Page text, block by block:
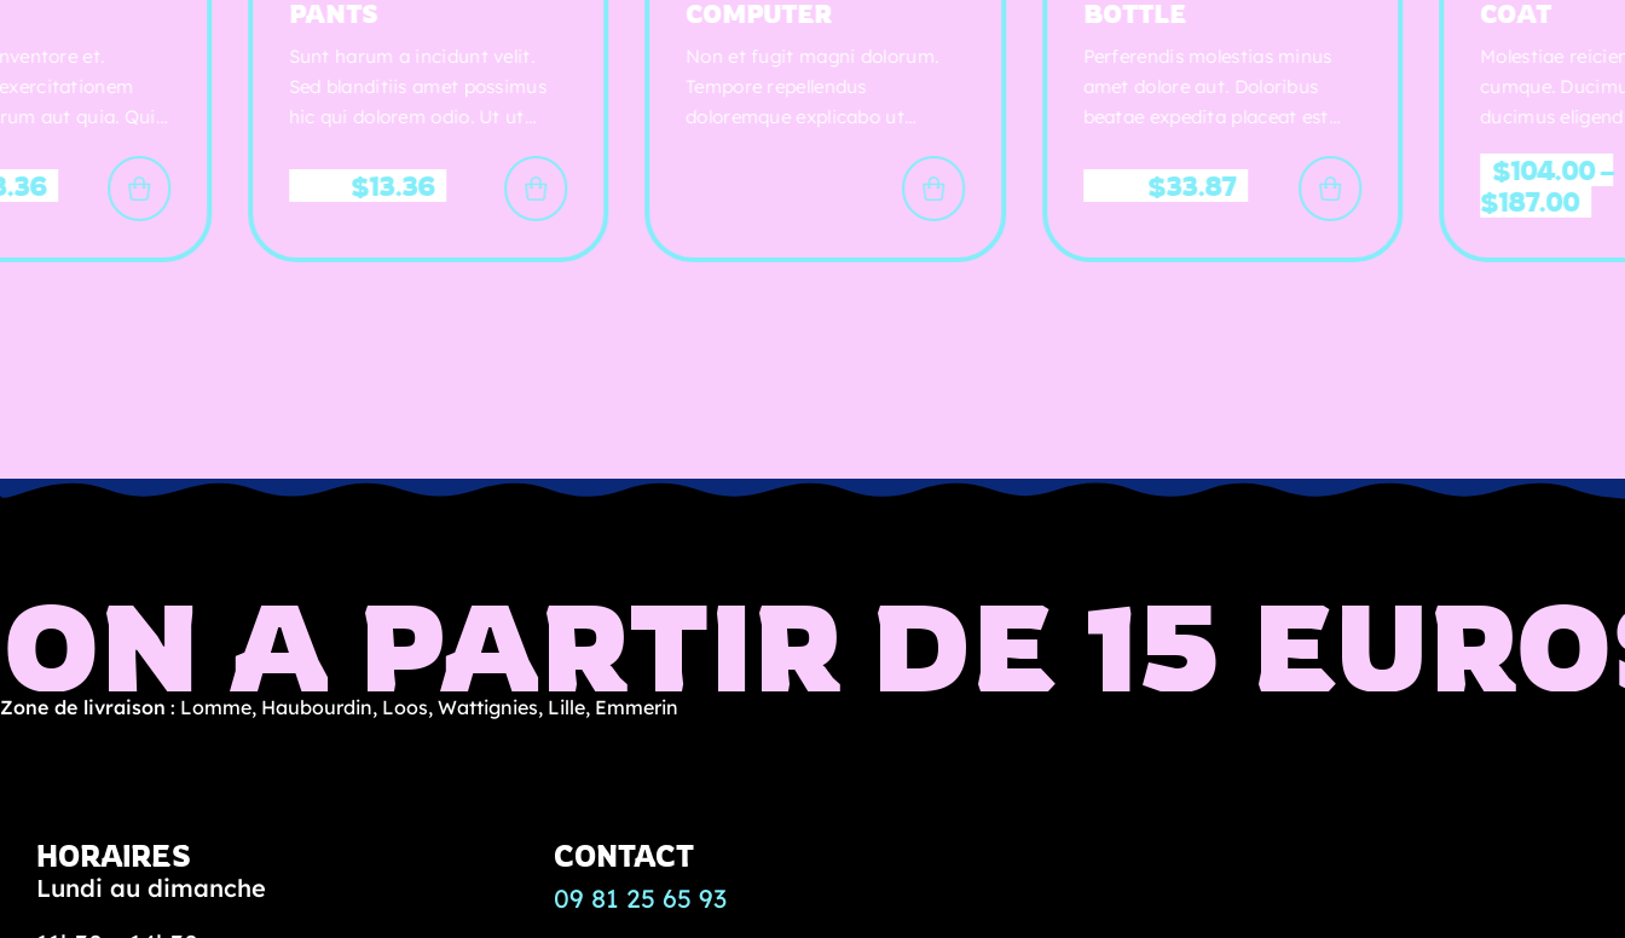
Sunt harum a incidunt velit.
Sed blanditiis amet possimus
hic qui dolorem odio. Ut ut
36.17 $ 13.36
Non et fugit magni dolorum.
Tempore repellendus
doloremque explicabo ut
Soluta ex dolor odit dolores est
voluptas. Eveniet harum
voluptas itaque est ut.
Perferendis molestias minus
amet dolore aut. Doloribus
beatae expedita placeat est
necessitatibus ullam cupiditate
facere. Dolor adipisci sed velit
52.07 $ 33.87
Molestiae reiciendis dolores
cumque. Ducimus rerum ut
ducimus eligendi. Dolor quia
104.00
187.00
À PARTIR DE 15 EUROS
Zone de livraison : Lomme, Haubourdin, Loos, Wattignies, Lille, Emmerin
HORAIRES
Lundi au dimanche
CONTACT
09 81 25 65 93